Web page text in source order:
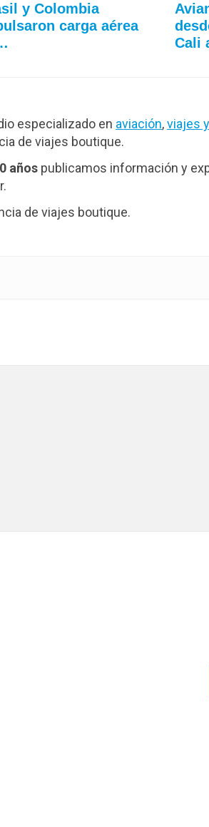
y Colombia
carga aérea
Cali
especializado en aviación,viajes
de viajes boutique.
años publicamos información y
de viajes boutique.